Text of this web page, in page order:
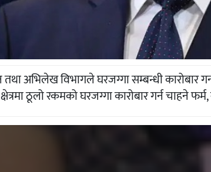
अभिलेख विभागले घरजग्गा सम्बन्धी कारोबार
ठूलो रकमको घरजग्गा कारोबार गर्न चाहने